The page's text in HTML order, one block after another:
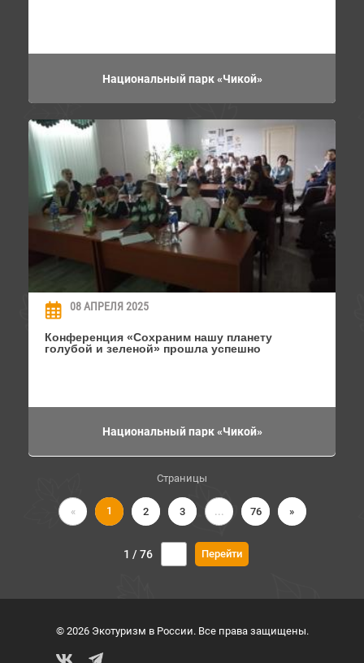
Национальный парк «Чикой»
08 АПРЕЛЯ 2025
Конференция «Сохраним нашу планету
голубой и зеленой» прошла успешно
Национальный парк «Чикой»
Страницы
« 1 2 3 ... 76 »
1 / 76
© 2026 Экотуризм в России. Все права защищены.